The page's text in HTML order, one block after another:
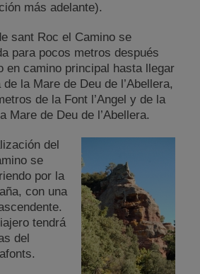
más adelante).
sant Roc el Camino se
para pocos metros después
en camino principal hasta llegar
la Mare de Deu de l’Abellera,
de la Font l’Angel y de la
Mare de Deu de l’Abellera.
del
se
por la
con una
tendrá
del